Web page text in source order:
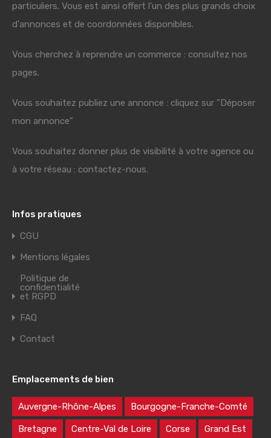
particuliers. Vous est ainsi offert l'un des plus grands choix
d'annonces et de coordonnées disponibles.
Vous cherchez à reprendre un commerce : consultez nos
pages.
Vous souhaitez publiez une annonce : cliquez sur "Déposer
mon annonce"
Vous souhaitez donner plus de visibilité à votre agence ou
à votre réseau : contactez-nous.
Infos pratiques
CGU
Mentions légales
Politique de
confidentialité
et RGPD
FAQ
Contact
Emplacements de bien
Auvergne-Rhône-Alpes Bourgogne-Franche-Comté
Bretagne Centre-Val de Loire Corse Grand Est